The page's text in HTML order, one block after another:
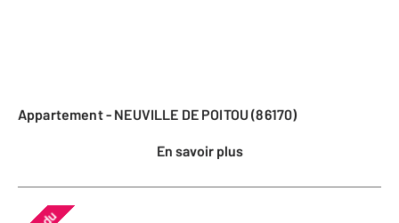
Appartement - NEUVILLE DE POITOU (86170)
En savoir plus